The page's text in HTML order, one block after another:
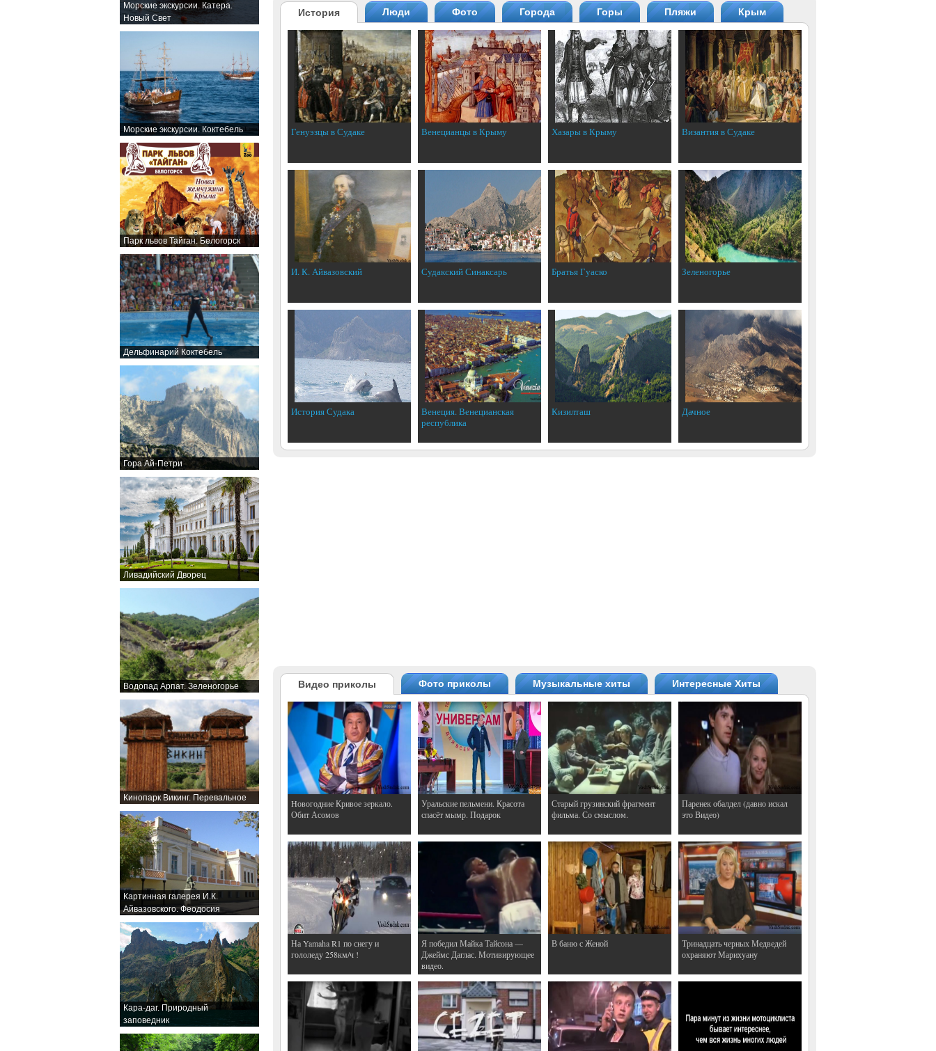
Морские экскурсии. Катера.
Новый Свет
Морские экскурсии. Коктебель
Парк львов Тайган. Белогорск
Дельфинарий Коктебель
Гора Ай-Петри
Ливадийский Дворец
Водопад Арпат. Зеленогорье
Кинопарк Викинг. Перевальное
Картинная галерея И.К.
Айвазовского. Феодосия
Кара-даг. Природный
заповедник
История Люди Фото Города Горы Пляжи Крым
Генуэзцы в Судаке Венецианцы в Крыму Хазары в Крыму Византия в Судаке
И. К. Айвазовский Судакский Синаксарь Братья Гуаско Зеленогорье
История Судака
Венеция. Венецианская
республика
Кизилташ Дачное
Видео приколы Фото приколы Музыкальные хиты Интересные Хиты
Hовогодние Кривое зеркало.
Обит Асомов
Уральские пельмени. Красота
спасёт мымр. Подарок
Старый грузинский фрагмент
фильма. Со смыслом.
Паренек обалдел (давно искал
это Видео)
На Yamaha R1 по снегу и
гололеду 258км/ч !
Я победил Майка Тайсона —
Джеймс Даглас. Мотивирующее
видео.
В баню с Женой
Тринадцать черных Медведей
охраняют Марихуану